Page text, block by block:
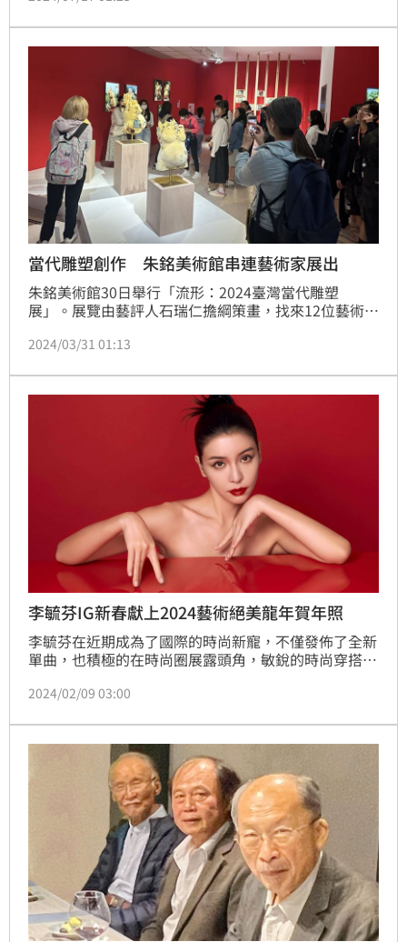
英風三女釋寬謙法師談起對父親的思念，坦言電影已看
了4、50遍，一場場間都是在跟親情做告別，「我這一
生已對父親沒什麼遺憾了。」林汝珊
當代雕塑創作 朱銘美術館串連藝術家展出
朱銘美術館30日舉行「流形：2024臺灣當代雕塑
展」。展覽由藝評人石瑞仁擔綱策畫，找來12位藝術家
院監察委員范巽綠、文化部常務次長徐宜君，以及支持
合行銷傳播董事長翁銘隆等人出席。館長劉柏村表示，
透過他們風格迥異的作品，為美術館鋪陳出臺灣當代雕
2024/03/31 01:13
李毓芬IG新春獻上2024藝術絕美龍年賀年照
李毓芬在近期成為了國際的時尚新寵，不僅發佈了全新
單曲，也積極的在時尚圈展露頭角，敏銳的時尚穿搭品
新的龍年賀年照，Tia穿上由Balenciaga、Rick
Dojaka 等知名設計師的服裝，將服裝藝術和農曆新年
兩個主題完美融合。
2024/02/09 03:00